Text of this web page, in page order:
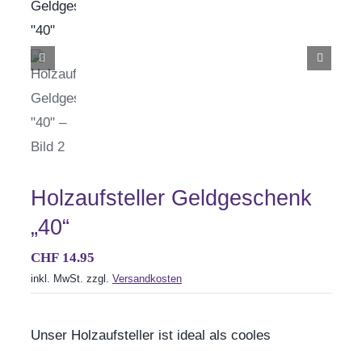
Holzaufsteller Geldgeschenk
„40“
CHF14.95
inkl. MwSt. zzgl. Versandkosten
Unser Holzaufsteller ist ideal als cooles